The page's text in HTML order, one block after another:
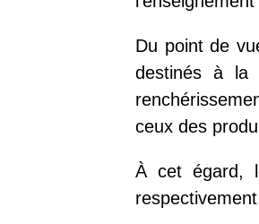
Du point de
destinés à la
ceux des
À cet égard,